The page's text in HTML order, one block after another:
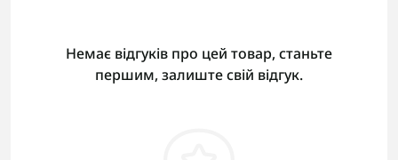
Немає відгуків про цей товар, станьте
першим, залиште свій відгук.